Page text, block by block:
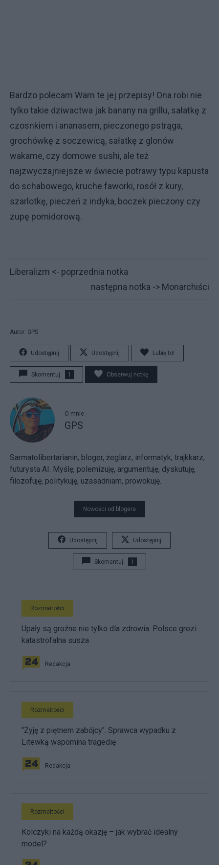
Bardzo polecam Wam te jej przepisy! Ona robi nie
tylko takie dziwactwa jak banany na grillu, sałatkę z
czosnkiem i ananasem, pieczonego pstrąga,
grochówkę z soczewicą, sałatkę z glonów
wakame, czy domowe sushi, ale też
najzwyczajniejsze w świecie potrawy typu kapusta
do schabowego, kruche faworki, rosół z kury,
szarlotkę, pieczeń z indyka, boczek pieczony czy
zupę pomidorową.
Liberalizm <- poprzednia notka
następna notka -> Monarchiści
Autor: GPS
Udostępnij Udostępnij Lubię to!
Skomentuj 1 Obserwuj notkę
O mnie
GPS
Sarmatolibertarianin, bloger, żeglarz, informatyk, trajkkarz,
futurysta AI. Myślę, polemizuję, argumentuję, dyskutuję,
filozofuję, politykuję, uzasadniam, prowokuję.
Nowości od blogera
Udostępnij Udostępnij
Skomentuj 1
Rozmaitości
Upały są groźne nie tylko dla zdrowia. Polsce grozi
katastrofalna susza
Redakcja
Rozmaitości
"Żyję z piętnem zabójcy". Sprawca wypadku z
Litewką wspomina tragedię
Redakcja
Rozmaitości
Kolczyki na każdą okazję – jak wybrać idealny
model?